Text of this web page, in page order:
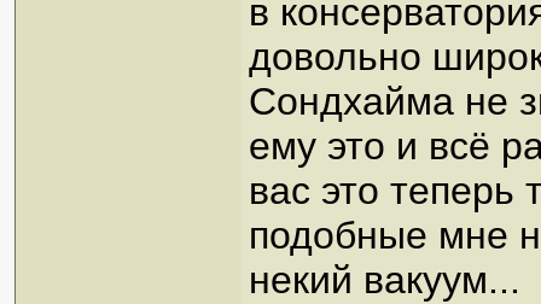
в
довольно
Сондхайма не
ему это и всё
вас это
подобные мне
некий вакуум...